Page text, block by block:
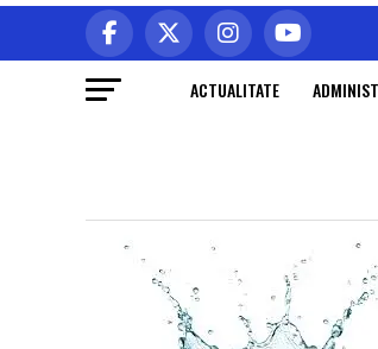
ACTUALITATE